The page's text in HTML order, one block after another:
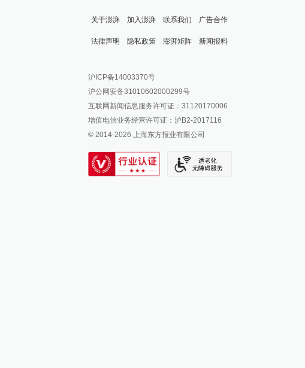
关于澎湃 加入澎湃 联系我们 广告合作
法律声明 隐私政策 澎湃矩阵
澎湃新闻公众号
澎湃新闻抖音号
派生万物开放平台
IP SHANGHAI
SIXTH TONE
新闻报料
报料邮箱: news@thepaper.cn
沪ICP备14003370号
沪公网安备31010602000299号
互联网新闻信息服务许可证：31120170006
增值电信业务经营许可证：沪B2-2017116
© 2014-2026 上海东方报业有限公司